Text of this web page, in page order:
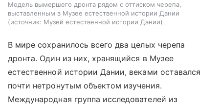
Модель вымершего дронта рядом с оттиском черепа,
выставленным в Музее естественной истории Дании
источник: Музей естественной истории Дании
В мире сохранилось всего два целых черепа
дронта. Один из них, хранящийся в Музее
естественной истории Дании, веками оставался
почти нетронутым объектом изучения.
Международная группа исследователей из